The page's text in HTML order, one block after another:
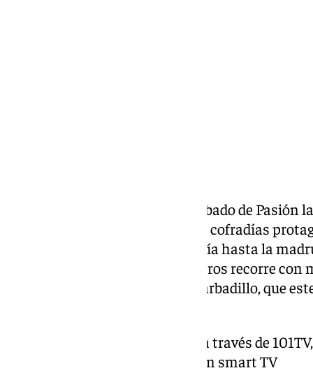
Jerez de la Frontera vive este Sábado de
víspera a su Semana Santa. Dos cofradías
que se extiende desde el mediodía hasta la
Entrega, de las que más kilómetros recorre con
Parroquial de la Humildad de Barbadillo, que
Puedes seguirlo en directo a través de
web, disponibles también en smart TV